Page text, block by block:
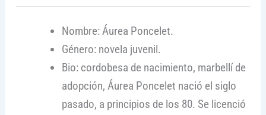
Nombre: Áurea Poncelet.
Género: novela juvenil.
Bio: cordobesa de nacimiento, marbellí de
adopción, Áurea Poncelet nació el siglo
pasado, a principios de los 80. Se licenció